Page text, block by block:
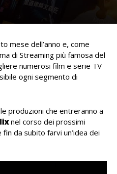
mese dell’anno e, come
di Streaming più famosa del
numerosi film e serie TV
ogni segmento di
produzioni che entreranno a
nel corso dei prossimi
da subito farvi un’idea dei